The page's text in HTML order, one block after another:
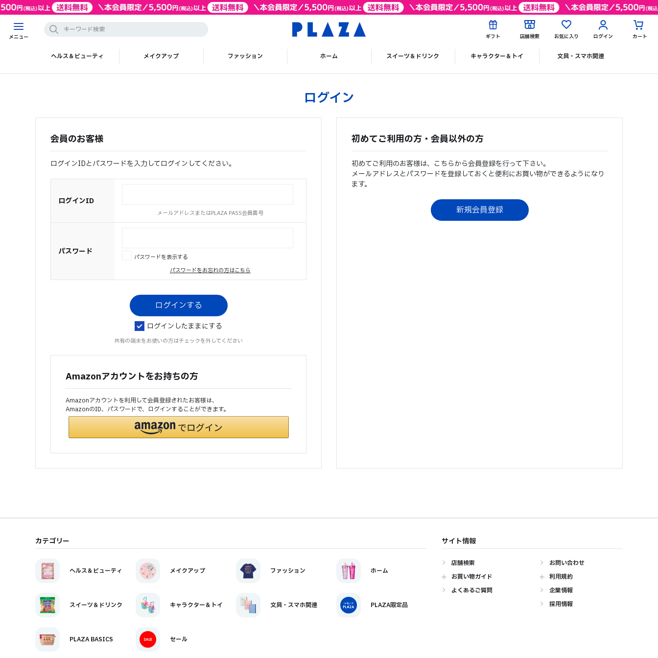
メニュー ギフト 店舗検索 お気に入り ログイン カート
ヘルス＆ビューティ メイクアップ ファッション ホーム スイーツ＆ドリンク キャラクター＆トイ 文具・スマホ関連
ログイン
会員のお客様
ログインIDとパスワードを入力してログインしてください。
ログインID
メールアドレスまたはPLAZA PASS会員番号
パスワード
パスワードを表示する
パスワードをお忘れの方はこちら
ログインしたままにする
共有の端末をお使いの方はチェックを外してください
Amazonアカウントをお持ちの方
Amazonアカウントを利用して会員登録されたお客様は、
AmazonのID、パスワードで、ログインすることができます。
初めてご利用の方・会員以外の方
初めてご利用のお客様は、こちらから会員登録を行って下さい。
メールアドレスとパスワードを登録しておくと便利にお買い物ができるようになり
ます。
カテゴリー
ヘルス＆ビューティ メイクアップ ファッション ホーム
スイーツ＆ドリンク キャラクター＆トイ 文具・スマホ関連 PLAZA限定品
PLAZA BASICS セール
サイト情報
店舗検索
お買い物ガイド
よくあるご質問
お問い合わせ
利用規約
企業情報
採用情報